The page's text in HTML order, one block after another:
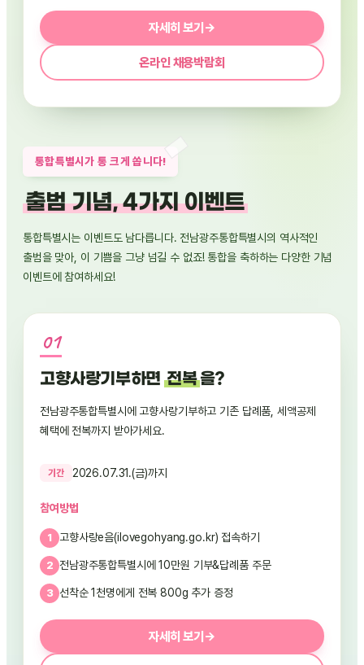
자세히 보기→
온라인 채용박람회
통합특별시가 통 크게 쏩니다!
출범 기념, 4가지 이벤트
통합특별시는 이벤트도 남다릅니다. 전남광주통합특별시의 역사적인
출범을 맞아, 이 기쁨을 그냥 넘길 수 없죠! 통합을 축하하는 다양한 기념
이벤트에 참여하세요!
고향사랑기부하면전복을?
전남광주통합특별시에 고향사랑기부하고 기존 답례품, 세액공제
혜택에 전복까지 받아가세요.
기간 2026.07.31.(금)까지
참여방법
고향사랑e음(ilovegohyang.go.kr) 접속하기
전남광주통합특별시에 10만원 기부&답례품 주문
선착순 1천명에게 전복 800g 추가 증정
자세히 보기→